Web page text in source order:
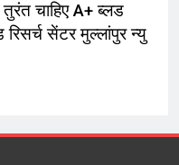
तुरंत चाहिए A+ ब्लड
सेंटर मुल्लांपुर न्यु